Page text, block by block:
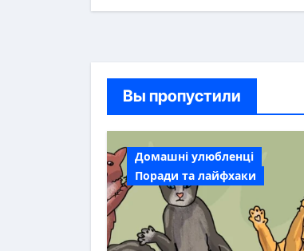
Вы пропустили
Домашні улюбленці
Поради та лайфхаки